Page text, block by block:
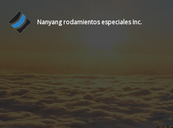
Nanyang rodamientos especiales Inc.